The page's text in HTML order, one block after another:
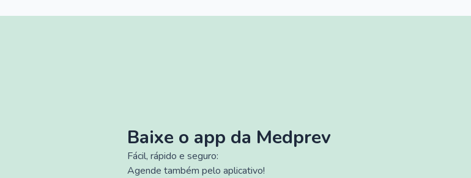
Baixe o app da Medprev
Fácil, rápido e seguro:
Agende também pelo aplicativo!